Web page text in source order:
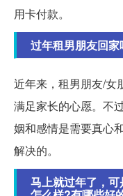
用卡付款。
过年租男朋友回家
近年来，租男朋友/女
满足家长的心愿。不
姻和感情是需要真心
解决的。
马上就过年了，